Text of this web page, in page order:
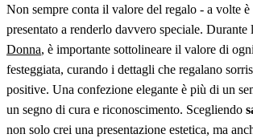
Non sempre conta il valore del regalo - a volte
presentato a renderlo davvero speciale. Durante
Donna, è importante sottolineare il valore di
festeggiata, curando i dettagli che regalano
positive. Una confezione elegante è più di un
un segno di cura e riconoscimento. Scegliendo
non solo crei una presentazione estetica, ma